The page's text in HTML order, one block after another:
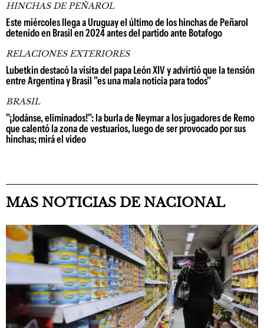
HINCHAS DE PEÑAROL
Este miércoles llega a Uruguay el último de los hinchas de Peñarol
detenido en Brasil en 2024 antes del partido ante Botafogo
RELACIONES EXTERIORES
Lubetkin destacó la visita del papa León XIV y advirtió que la tensión
entre Argentina y Brasil "es una mala noticia para todos"
BRASIL
"¡Jodánse, eliminados!": la burla de Neymar a los jugadores de Remo
que calentó la zona de vestuarios, luego de ser provocado por sus
hinchas; mirá el video
MAS NOTICIAS DE NACIONAL